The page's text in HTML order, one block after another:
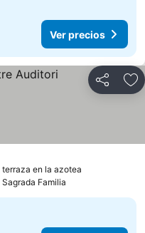
Ver precios
Compartir
en la azotea
Familia